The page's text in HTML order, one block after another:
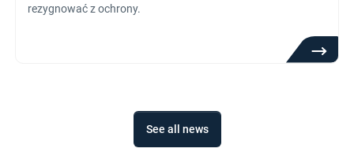
rezygnować z ochrony.
See all news